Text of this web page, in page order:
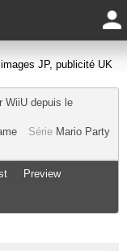
JP, publicité UK
WiiU depuis le
Série Mario Party
Preview